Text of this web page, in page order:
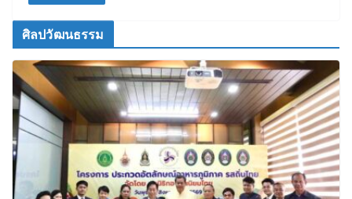
ศิลปวัฒนธรรม